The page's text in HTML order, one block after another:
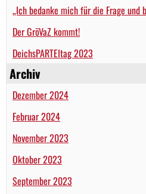
„Ich bedanke mich für die Frage und
Der GröVaZ kommt!
DeichsPARTEItag 2023
Archiv
Dezember 2024
Februar 2024
November 2023
Oktober 2023
September 2023